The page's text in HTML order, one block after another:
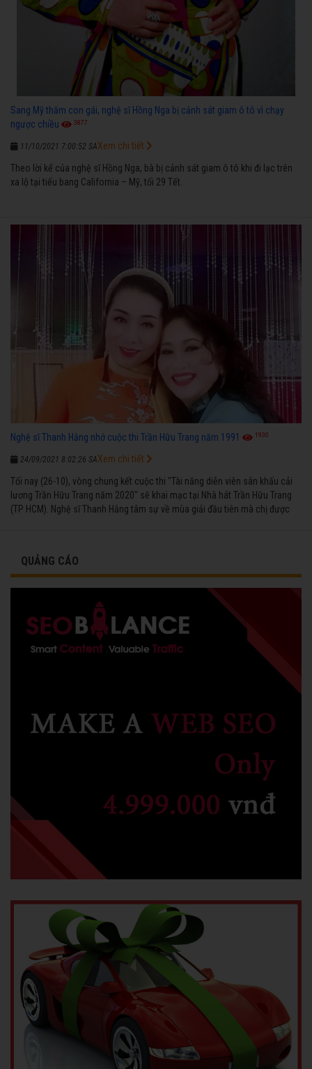
Sang Mỹ thăm con gái, nghệ sĩ Hồng Nga bị cảnh sát giam ô tô vì chạy
ngược chiều
3877
11/10/2021 7:00:52 SA
Theo lời kể của nghệ sĩ Hồng Nga, bà bị cảnh sát giam ô tô khi đi lạc trên
xa lộ tại tiểu bang California – Mỹ, tối 29 Tết.
Xem chi tiết
Nghệ sĩ Thanh Hằng nhớ cuộc thi Trần Hữu Trang năm 1991 1930
24/09/2021 8:02:26 SA
Tối nay (26-10), vòng chung kết cuộc thi "Tài năng diễn viên sân khấu cải
lương Trần Hữu Trang năm 2020" sẽ khai mạc tại Nhà hát Trần Hữu Trang
(TP HCM). Nghệ sĩ Thanh Hằng tâm sự về mùa giải đầu tiên mà chị được
Xem chi tiết
QUẢNG CÁO